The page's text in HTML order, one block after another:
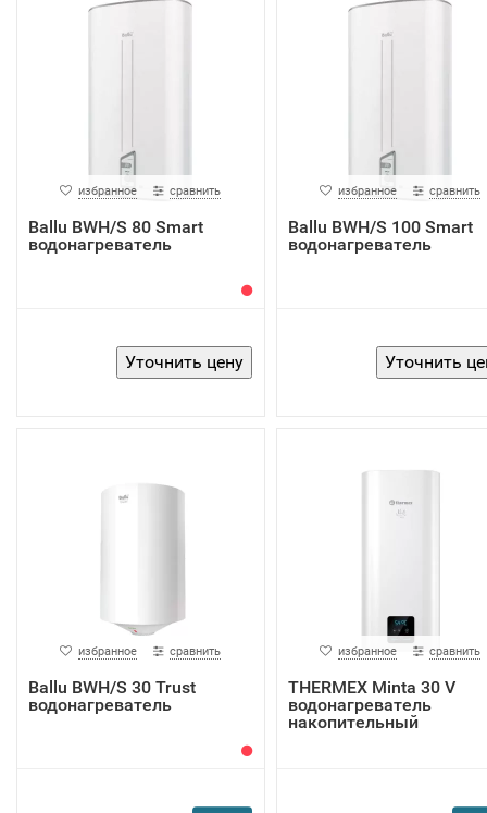
избранное сравнить
Ballu BWH/S 80 Smart
водонагреватель
избранное сравнить
Ballu BWH/S 100 Smart
водонагреватель
избранное сравнить
Ballu BWH/S 30 Trust
водонагреватель
избранное сравнить
THERMEX Minta 30 V
водонагреватель
накопительный